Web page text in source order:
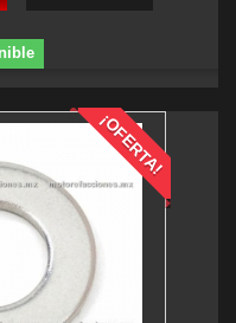
¡OFERTA!